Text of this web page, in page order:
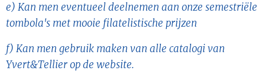
e) Kan men eventueel deelnemen aan onze semestriële
tombola's met mooie filatelistische prijzen
f) Kan men gebruik maken van alle catalogi van
Yvert&Tellier op de website.